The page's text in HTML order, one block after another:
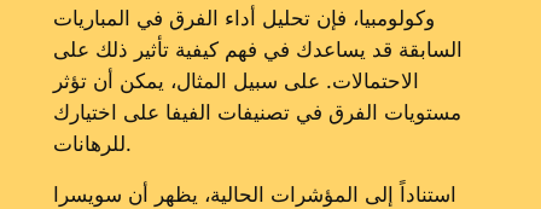
وكولومبيا، فإن تحليل أداء الفرق في المباريات
السابقة قد يساعدك في فهم كيفية تأثير ذلك على
الاحتمالات. على سبيل المثال، يمكن أن تؤثر
مستويات الفرق في تصنيفات الفيفا على اختيارك
للرهانات.
استناداً إلى المؤشرات الحالية، يظهر أن سويسرا